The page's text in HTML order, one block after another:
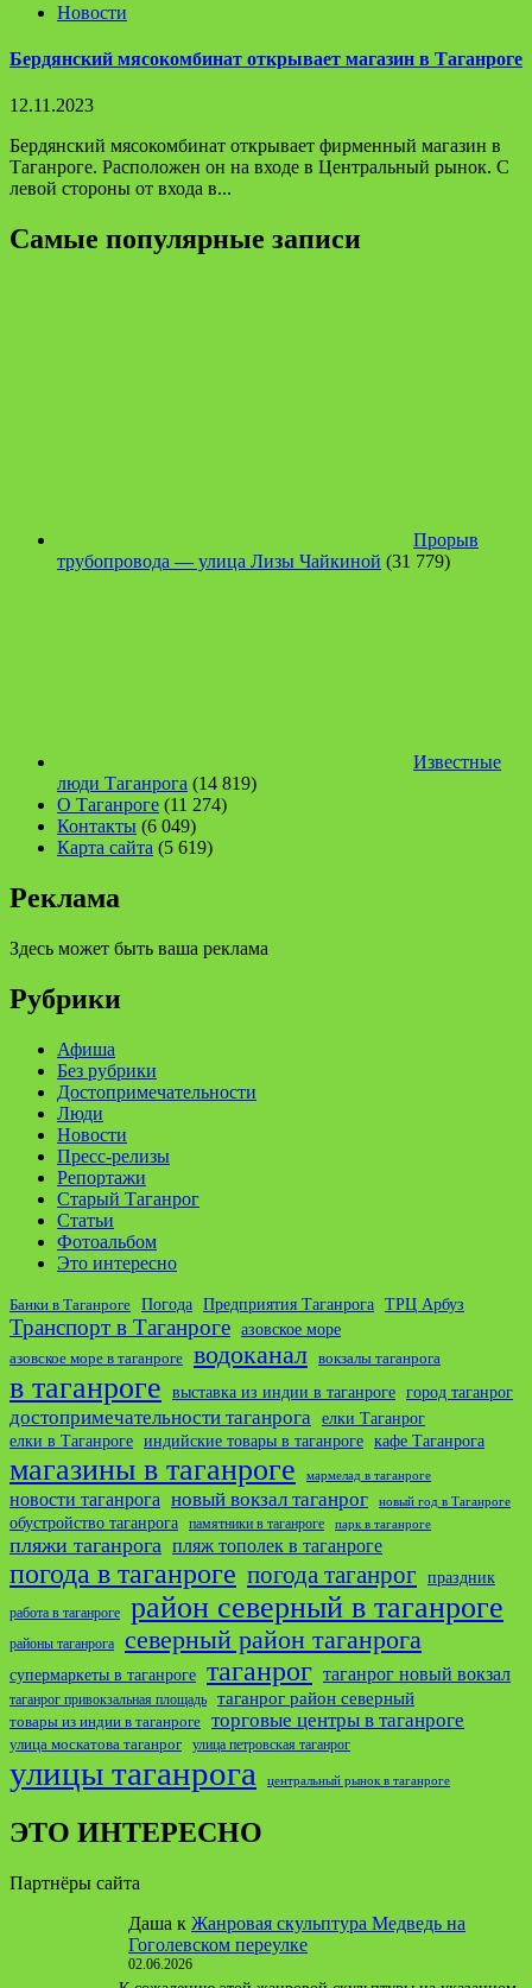
Новости
Бердянский мясокомбинат открывает магазин в Таганроге
12.11.2023
Бердянский мясокомбинат открывает фирменный магазин в
Таганроге. Расположен он на входе в Центральный рынок. С
левой стороны от входа в...
Самые популярные записи
Прорыв
трубопровода — улица Лизы Чайкиной (31 779)
Известные
люди Таганрога (14 819)
О Таганроге (11 274)
Контакты (6 049)
Карта сайта (5 619)
Реклама
Здесь может быть ваша реклама
Рубрики
Афиша
Без рубрики
Достопримечательности
Люди
Новости
Пресс-релизы
Репортажи
Старый Таганрог
Статьи
Фотоальбом
Это интересно
Банки в Таганроге Погода Предприятия Таганрога ТРЦ Арбуз
Транспорт в Таганроге азовское море
азовское море в таганроге водоканал вокзалы таганрога
в таганроге выставка из индии в таганроге город таганрог
достопримечательности таганрога елки Таганрог
елки в Таганроге индийские товары в таганроге кафе Таганрога
магазины в таганроге мармелад в таганроге
новости таганрога новый вокзал таганрог новый год в Таганроге
обустройство таганрога памятники в таганроге парк в таганроге
пляжи таганрога пляж тополек в таганроге
погода в таганроге погода таганрог праздник
работа в таганроге район северный в таганроге
районы таганрога северный район таганрога
супермаркеты в таганроге таганрог таганрог новый вокзал
таганрог привокзальная площадь таганрог район северный
товары из индии в таганроге торговые центры в таганроге
улица москатова таганрог улица петровская таганрог
улицы таганрога центральный рынок в таганроге
ЭТО ИНТЕРЕСНО
Партнёры сайта
Даша к Жанровая скульптура Медведь на
Гоголевском переулке
02.06.2026